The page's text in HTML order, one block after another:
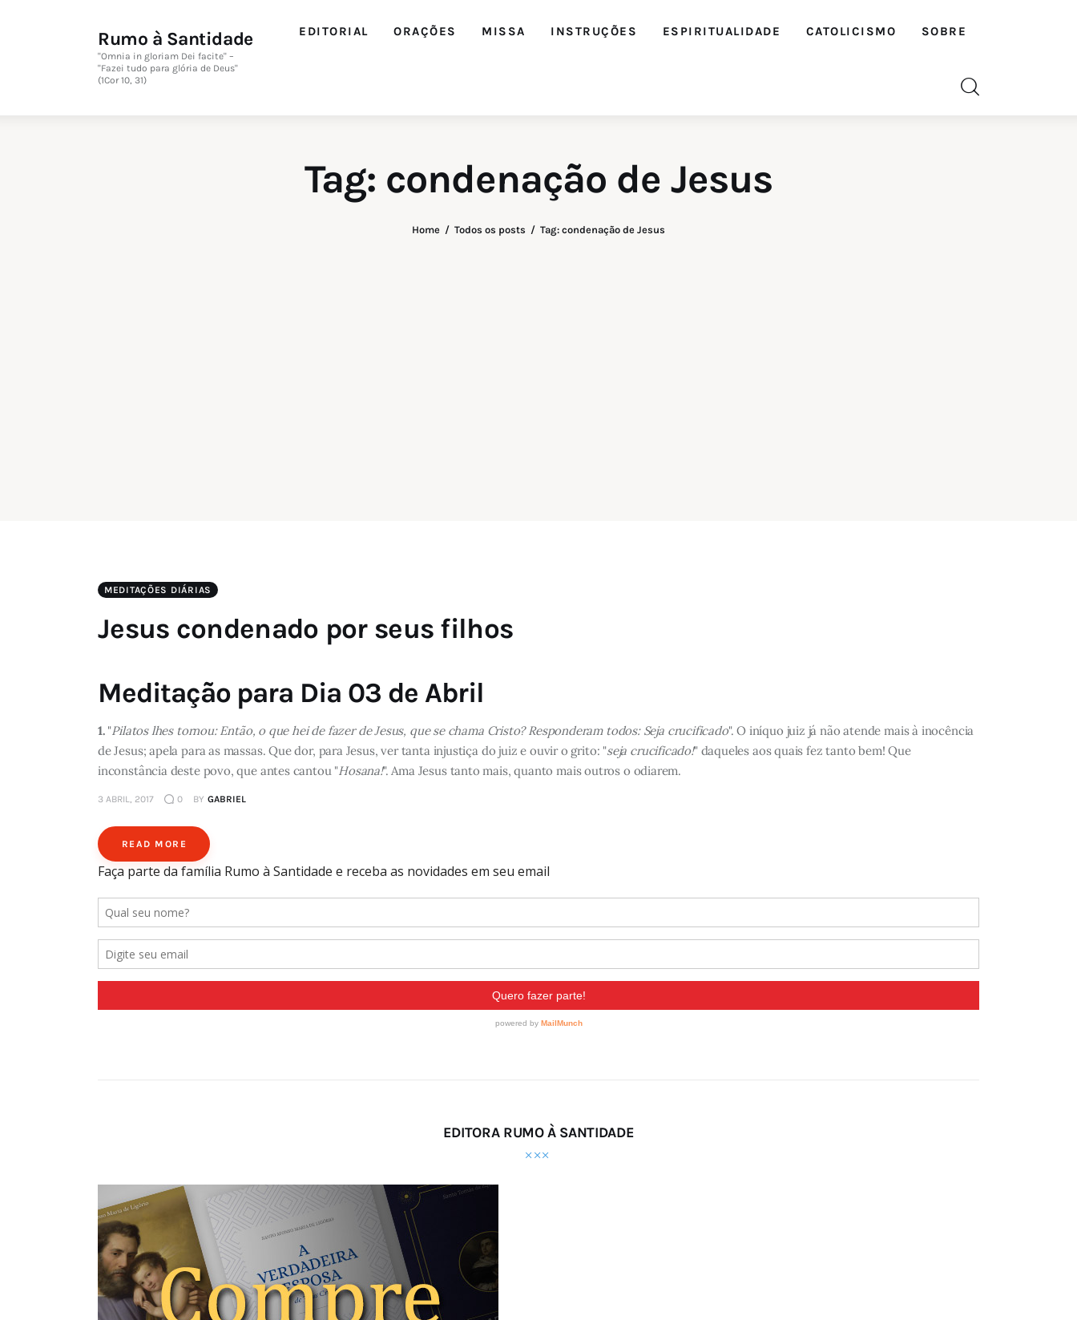
Rumo à Santidade
"Omnia in gloriam Dei facite" –
"Fazei tudo para glória de Deus"
(1Cor 10, 31)
EDITORIAL ORAÇÕES MISSA INSTRUÇÕES ESPIRITUALIDADE CATOLICISMO SOBRE
Tag: condenação de Jesus
Home Todos os posts Tag: condenação de Jesus
MEDITAÇÕES DIÁRIAS
Jesus condenado por seus filhos
Meditação para Dia 03 de Abril
1. "Pilatos lhes tornou: Então, o que hei de fazer de Jesus, que se chama Cristo? Responderam todos: Seja crucificado". O iníquo juiz já não atende mais à inocência
de Jesus; apela para as massas. Que dor, para Jesus, ver tanta injustiça do juiz e ouvir o grito: "seja crucificado!" daqueles aos quais fez tanto bem! Que
inconstância deste povo, que antes cantou "Hosana!". Ama Jesus tanto mais, quanto mais outros o odiarem.
3 ABRIL, 2017 0 BY GABRIEL
READ MORE
EDITORA RUMO À SANTIDADE